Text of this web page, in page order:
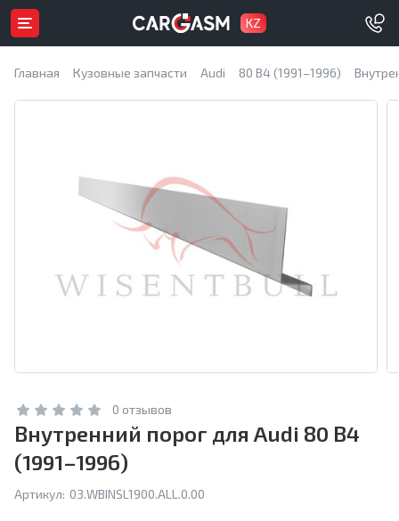
KZ
Главная Кузовные запчасти Audi 80 B4 (1991–1996)
0 отзывов
Внутренний порог для Audi 80 B4
(1991–1996)
Артикул: 03.WBINSL1900.ALL.0.00